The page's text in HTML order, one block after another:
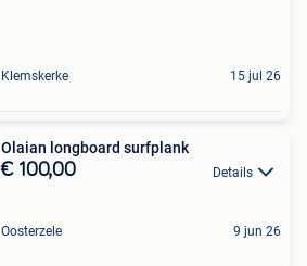
Klemskerke 15 jul 26
Olaian longboard surfplank
€ 100,00 Details
Oosterzele 9 jun 26